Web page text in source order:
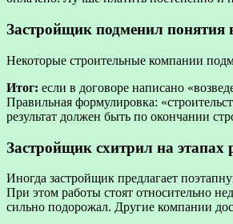
Застройщик подменил понятия
Некоторые строительные компании
Итог: если в договоре написано
Правильная формулировка:
результат должен быть по окончании
Застройщик схитрил на этапах
Иногда застройщик предлагает
При этом работы стоят относительно
сильно подорожал. Другие компании